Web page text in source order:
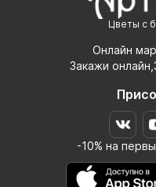
Цветы с
Онлайн
Закажи
-10% на